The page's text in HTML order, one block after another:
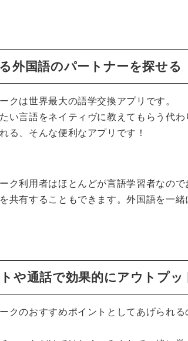
外国語のパートナーを探せる
クは世界最大の語学交換アプリです。
い言語をネイティヴに教えてもらう代
る、そんな便利なアプリです！
ク利用者はほとんどが言語学習者なの
共有することもできます。外国語を一
や通話で効果的にアウトプッ
クのおすすめポイントとしてあげられ